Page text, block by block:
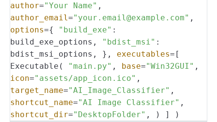
author="Your Name" ,
author_email="your.email@example.com" ,
options={ "build_exe" :
build_exe_options,
"bdist_msi" :
bdist_msi_options,
}, executables=[
Executable(
"main.py" , base="Win32GUI" ,
icon="assets/app_icon.ico" ,
target_name="AI_Image_Classifier" ,
shortcut_name="AI Image Classifier" ,
shortcut_dir="DesktopFolder" , ) ] )